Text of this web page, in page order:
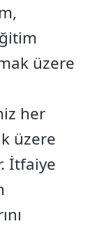
üzere
her
üzere
İtfaiye